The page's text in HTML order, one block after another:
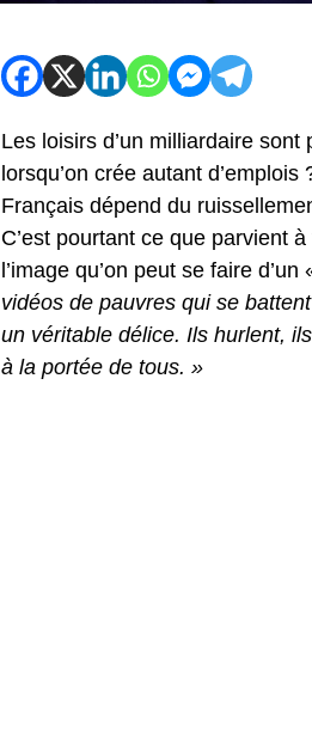
Les loisirs d’un milliardaire
lorsqu’on crée autant
Français dépend du
C’est pourtant ce que parvient
l’image qu’on peut se faire
vidéos de pauvres qui se
un véritable délice. Ils hurlent,
à la portée de tous. »